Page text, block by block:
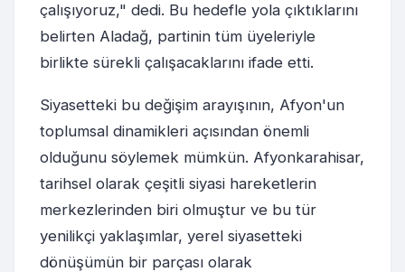
çalışıyoruz," dedi. Bu hedefle yola çıktıklarını
belirten Aladağ, partinin tüm üyeleriyle
birlikte sürekli çalışacaklarını ifade etti.
Siyasetteki bu değişim arayışının, Afyon'un
toplumsal dinamikleri açısından önemli
olduğunu söylemek mümkün. Afyonkarahisar,
tarihsel olarak çeşitli siyasi hareketlerin
merkezlerinden biri olmuştur ve bu tür
yenilikçi yaklaşımlar, yerel siyasetteki
dönüşümün bir parçası olarak